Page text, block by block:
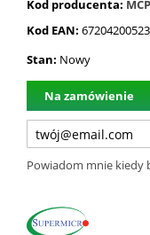
Kod producenta:
Kod EAN:
Stan: Nowy
Na zamówienie
Powiadom mnie kiedy